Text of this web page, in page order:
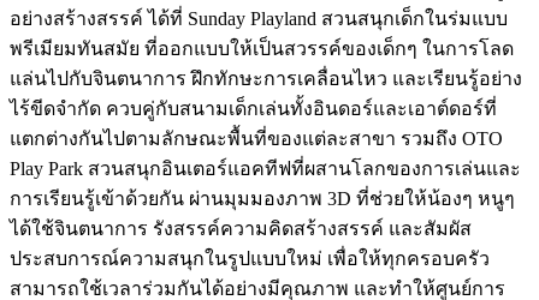
อย่างสร้างสรรค์ ได้ที่ Sunday Playland สวนสนุกเด็กในร่มแบบ
พรีเมียมทันสมัย ที่ออกแบบให้เป็นสวรรค์ของเด็กๆ ในการโลด
แล่นไปกับจินตนาการ ฝึกทักษะการเคลื่อนไหว และเรียนรู้อย่าง
ไร้ขีดจำกัด ควบคู่กับสนามเด็กเล่นทั้งอินดอร์และเอาต์ดอร์ที่
แตกต่างกันไปตามลักษณะพื้นที่ของแต่ละสาขา รวมถึง OTO
Play Park สวนสนุกอินเตอร์แอคทีฟที่ผสานโลกของการเล่นและ
การเรียนรู้เข้าด้วยกัน ผ่านมุมมองภาพ 3D ที่ช่วยให้น้องๆ หนูๆ
ได้ใช้จินตนาการ รังสรรค์ความคิดสร้างสรรค์ และสัมผัส
ประสบการณ์ความสนุกในรูปแบบใหม่ เพื่อให้ทุกครอบครัว
สามารถใช้เวลาร่วมกันได้อย่างมีคุณภาพ และทำให้ศูนย์การ